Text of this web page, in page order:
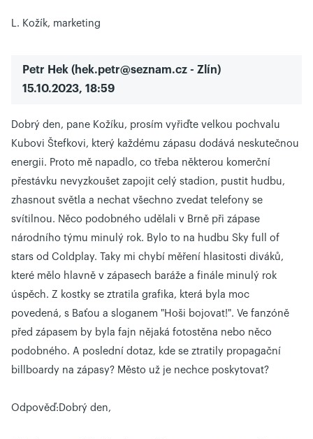
L. Kožík, marketing
Petr Hek ( hek.petr@seznam.cz - Zlín)
15.10.2023, 18:59
Dobrý den, pane Kožíku, prosím vyřiďte velkou pochvalu
Kubovi Štefkovi, který každému zápasu dodává neskutečnou
energii. Proto mě napadlo, co třeba některou komerční
přestávku nevyzkoušet zapojit celý stadion, pustit hudbu,
zhasnout světla a nechat všechno zvedat telefony se
svítilnou. Něco podobného udělali v Brně při zápase
národního týmu minulý rok. Bylo to na hudbu Sky full of
stars od Coldplay. Taky mi chybí měření hlasitosti diváků,
které mělo hlavně v zápasech baráže a finále minulý rok
úspěch. Z kostky se ztratila grafika, která byla moc
povedená, s Baťou a sloganem "Hoši bojovat!". Ve fanzóně
před zápasem by byla fajn nějaká fotostěna nebo něco
podobného. A poslední dotaz, kde se ztratily propagační
billboardy na zápasy? Město už je nechce poskytovat?
Odpověď: Dobrý den,